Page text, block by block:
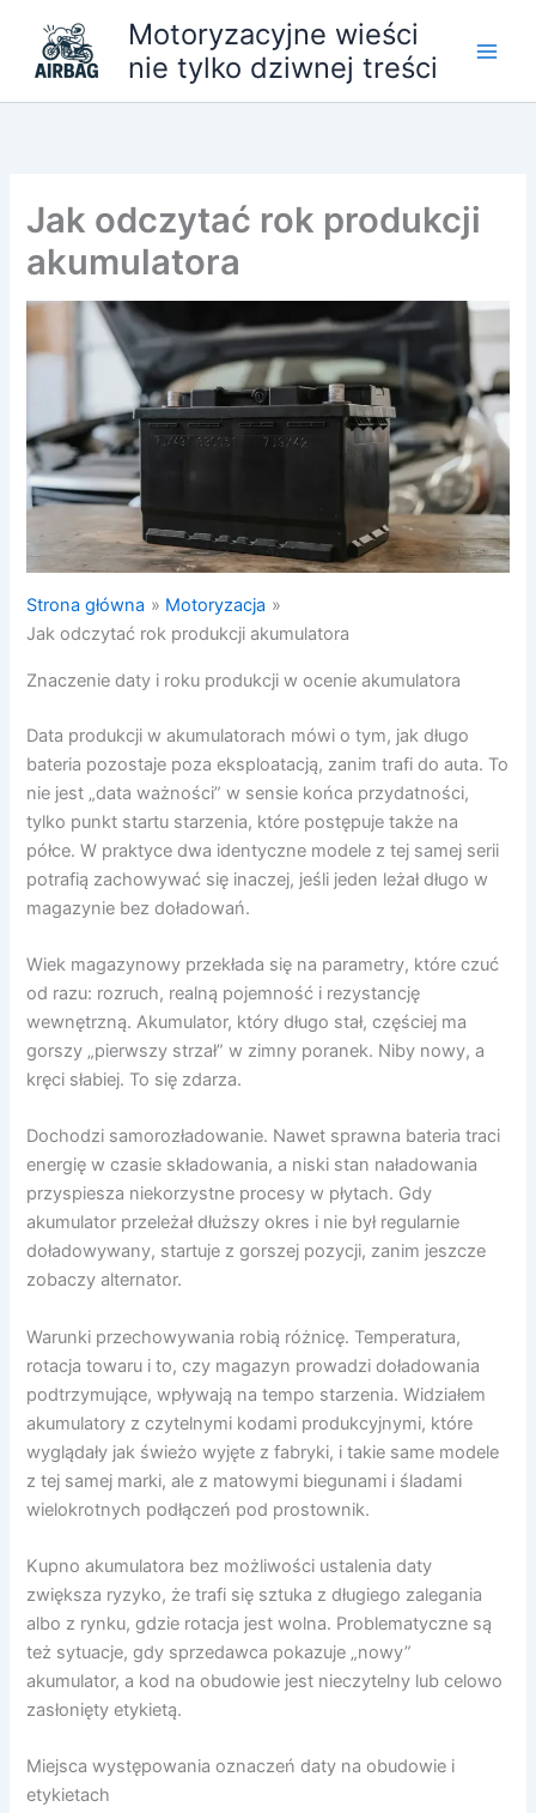
treści
Motoryzacyjne wieści
nie tylko dziwnej treści
Jak odczytać rok produkcji
akumulatora
Strona główna
Motoryzacja
Jak odczytać rok produkcji akumulatora
Znaczenie daty i roku produkcji w ocenie akumulatora
Data produkcji w akumulatorach mówi o tym, jak długo
bateria pozostaje poza eksploatacją, zanim trafi do auta. To
nie jest „data ważności” w sensie końca przydatności,
tylko punkt startu starzenia, które postępuje także na
półce. W praktyce dwa identyczne modele z tej samej serii
potrafią zachowywać się inaczej, jeśli jeden leżał długo w
magazynie bez doładowań.
Wiek magazynowy przekłada się na parametry, które czuć
od razu: rozruch, realną pojemność i rezystancję
wewnętrzną. Akumulator, który długo stał, częściej ma
gorszy „pierwszy strzał” w zimny poranek. Niby nowy, a
kręci słabiej. To się zdarza.
Dochodzi samorozładowanie. Nawet sprawna bateria traci
energię w czasie składowania, a niski stan naładowania
przyspiesza niekorzystne procesy w płytach. Gdy
akumulator przeleżał dłuższy okres i nie był regularnie
doładowywany, startuje z gorszej pozycji, zanim jeszcze
zobaczy alternator.
Warunki przechowywania robią różnicę. Temperatura,
rotacja towaru i to, czy magazyn prowadzi doładowania
podtrzymujące, wpływają na tempo starzenia. Widziałem
akumulatory z czytelnymi kodami produkcyjnymi, które
wyglądały jak świeżo wyjęte z fabryki, i takie same modele
z tej samej marki, ale z matowymi biegunami i śladami
wielokrotnych podłączeń pod prostownik.
Kupno akumulatora bez możliwości ustalenia daty
zwiększa ryzyko, że trafi się sztuka z długiego zalegania
albo z rynku, gdzie rotacja jest wolna. Problematyczne są
też sytuacje, gdy sprzedawca pokazuje „nowy”
akumulator, a kod na obudowie jest nieczytelny lub celowo
zasłonięty etykietą.
Miejsca występowania oznaczeń daty na obudowie i
etykietach